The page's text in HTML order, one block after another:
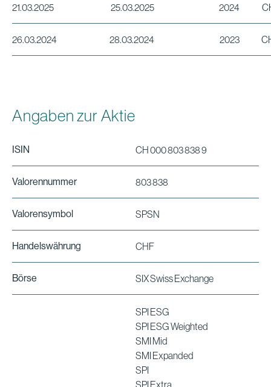
21.03.2025 25.03.2025 2024
26.03.2024 28.03.2024 2023
Angaben zur Aktie
ISIN CH 000 803 838 9
Valorennummer 803 838
Valorensymbol SPSN
Handelswährung CHF
Börse SIX Swiss Exchange
SPI ESG
SPI ESG Weighted
SMI Mid
SMI Expanded
SPI
SPI Extra